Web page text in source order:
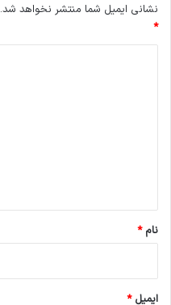
نشانی ایمیل شما منتشر نخواهد شد.
*
نام*
ایمیل*